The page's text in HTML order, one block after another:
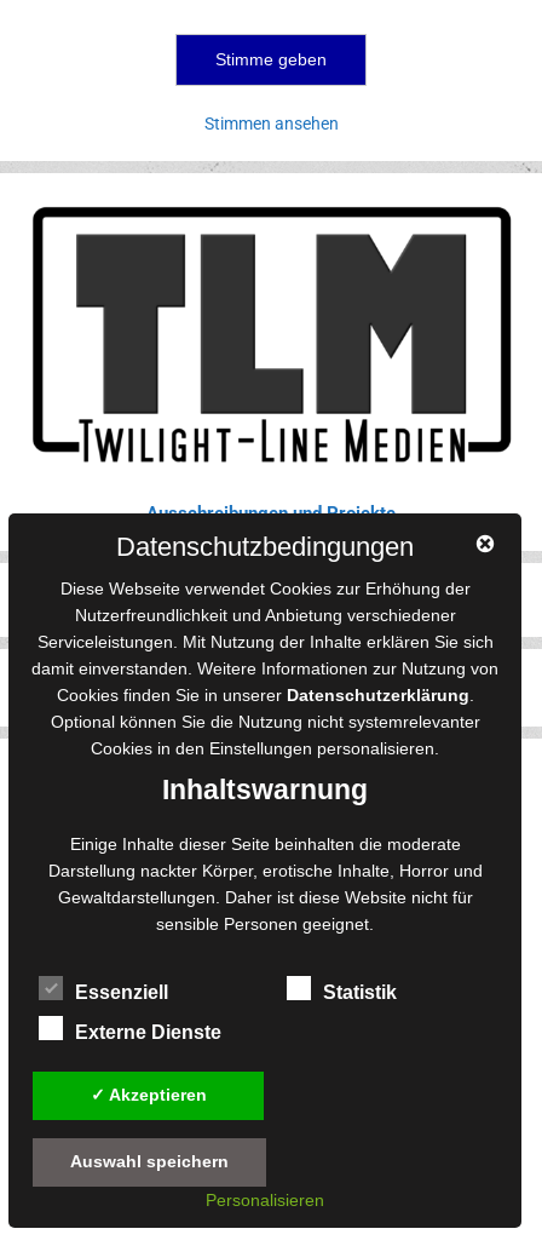
Stimmen ansehen
Ausschreibungen und Projekte
Cookies verwalten
YouTube
Tumblr
Pinterest
Instagram
X RSS-Feed
10 Besucheronline
Rekord:471 Besucher am
25. März 2026 @ 17:59
Shop
Warenkorb
AGB
Versand
Widerrufsbelehrung
Datenschutzbedingungen
Diese Webseite verwendet Cookies zur Erhöhung der
Nutzerfreundlichkeit und Anbietung verschiedener
Serviceleistungen. Mit Nutzung der Inhalte erklären Sie sich
damit einverstanden. Weitere Informationen zur Nutzung von
Cookies finden Sie in unserer Datenschutzerklärung
Optional können Sie die Nutzung nicht systemrelevanter
Cookies in den Einstellungen personalisieren.
Inhaltswarnung
Einige Inhalte dieser Seite beinhalten die moderate
Darstellung nackter Körper, erotische Inhalte, Horror und
Gewaltdarstellungen. Daher ist diese Website nicht für
sensible Personen geeignet.
Essenziell
Statistik
Externe Dienste
✓ Akzeptieren
Auswahl speichern
Personalisieren